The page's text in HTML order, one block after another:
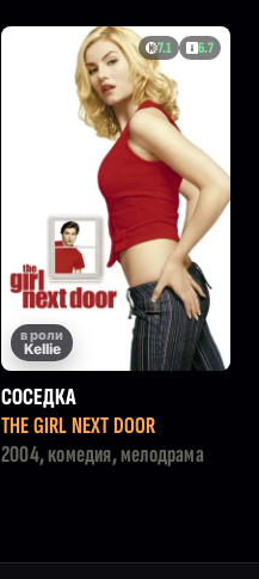
7.1 6.7
в роли
Kellie
СОСЕДКА
THE GIRL NEXT DOOR
2004, комедия, мелодрама